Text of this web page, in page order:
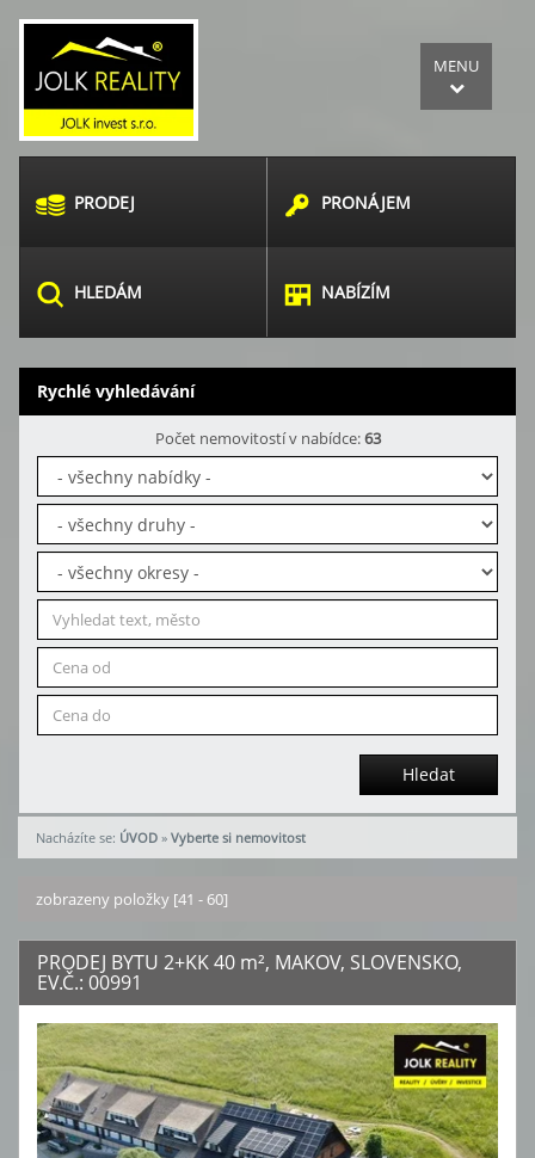
MENU
PRODEJ PRONÁJEM
HLEDÁM NABÍZÍM
Rychlé vyhledávání
Počet nemovitostí v nabídce:63
Hledat
Nacházíte se: ÚVOD » Vyberte si nemovitost
zobrazeny položky [41 - 60]
PRODEJ BYTU 2+KK 40 m², MAKOV, SLOVENSKO,
EV.Č.: 00991